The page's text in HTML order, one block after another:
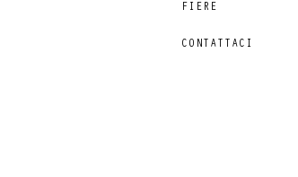
FIERE
CONTATTACI